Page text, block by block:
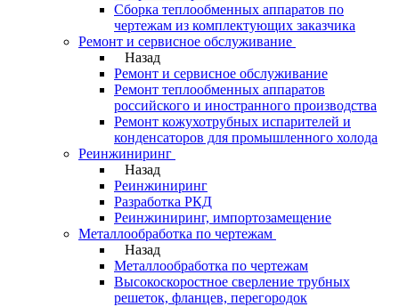
Сборка теплообменных аппаратов по
чертежам из комплектующих заказчика
Ремонт и сервисное обслуживание
Назад
Ремонт и сервисное обслуживание
Ремонт теплообменных аппаратов
российского и иностранного производства
Ремонт кожухотрубных испарителей и
конденсаторов для промышленного холода
Реинжиниринг
Назад
Реинжиниринг
Разработка РКД
Реинжиниринг, импортозамещение
Металлообработка по чертежам
Назад
Металлообработка по чертежам
Высокоскоростное сверление трубных
решеток, фланцев, перегородок